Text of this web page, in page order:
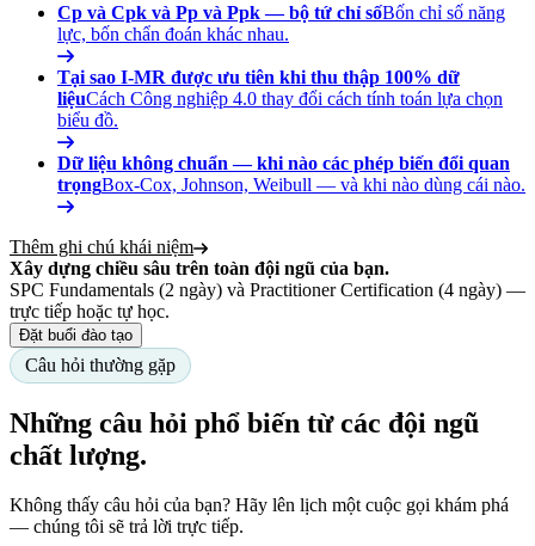
Cp và Cpk và Pp và Ppk — bộ tứ chỉ sốBốn chỉ số năng
lực, bốn chẩn đoán khác nhau.
Tại sao I-MR được ưu tiên khi thu thập 100% dữ
liệuCách Công nghiệp 4.0 thay đổi cách tính toán lựa chọn
biểu đồ.
Dữ liệu không chuẩn — khi nào các phép biến đổi quan
trọngBox-Cox, Johnson, Weibull — và khi nào dùng cái nào.
Thêm ghi chú khái niệm
Xây dựng chiều sâu trên toàn đội ngũ của bạn.
SPC Fundamentals (2 ngày) và Practitioner Certification (4 ngày) —
trực tiếp hoặc tự học.
Đặt buổi đào tạo
Câu hỏi thường gặp
Những câu hỏi phổ biến từ các đội ngũ
chất lượng.
Không thấy câu hỏi của bạn? Hãy lên lịch một cuộc gọi khám phá
— chúng tôi sẽ trả lời trực tiếp.